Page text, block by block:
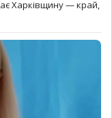
Харківщину — край,